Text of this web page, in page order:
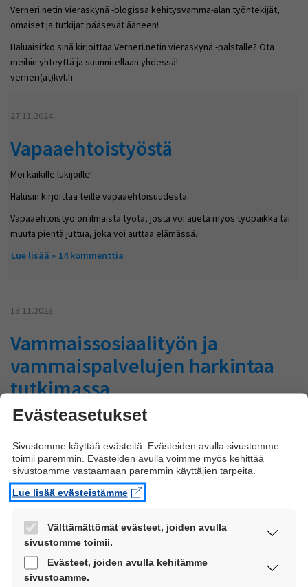
Verneri.netin Vieraskynä -blogissa kehitysvamma-alan työntekijät,
omaiset ja tutkijat pääsevät ääneen!
Haluaisitko sinä kirjoittaa Verneri.netin vieraskynä -palstalle? Ota
meihin yhteyttä ja suunnitellaan yhdessä!
verneri(ät)kvl.fi
27.11.2024
Vapaaehtoistyöstä
Moi kaikille lukijoille!
Halusin kirjoittaa teille vapaaehtoisuudesta.
Vapaaehtoistyö on ilmaista työtä, josta voi aueta myös työpaikka tai
muuta pientä juttua, joka voi auttaa elämässä.
Lue lisää about Vapaaehtoistyöstä
14 kommenttia
13.11.2023
Vammaissosiaalityön ja
vammaispalvelujen harkintaa
tutkimassa
Moni on joutunut elämänsä aikana jonkin viranomaisen harkinnan ja
harkintaan voi liittyä myös epäoikeudenmukaisuuden ja jopa
vääryyden kokemuksia.
Lue lisääabout Vammaissosiaalityön ja vammaispalvelujen
harkintaa tutkimassa
31.10.2022
Digiosallisuuden esteet - onko
Evästeasetukset
Sivustomme käyttää evästeitä. Evästeiden avulla sivustomme
toimii paremmin. Evästeiden avulla voimme myös kehittää
sivustoamme vastaamaan paremmin käyttäjien tarpeita.
Lue lisää evästeistämme
Välttämättömät evästeet, joiden avulla
sivustomme toimii.
Nämä evästeet ovat aina käytössä, jotta
sivustoamme voi käyttää sujuvasti ja turvallisesti.
Evästeet, joiden avulla kehitämme
sivustoamme.